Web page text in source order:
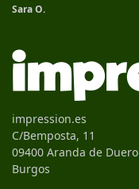
Sara O.
impression.es
C/Bemposta, 11
09400 Aranda de Duero
Burgos